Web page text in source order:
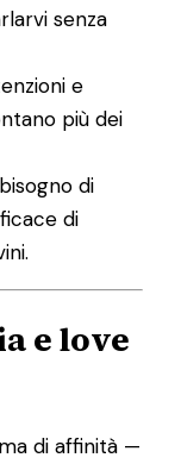
senza
e
più dei
di
di
e love
di affinità —